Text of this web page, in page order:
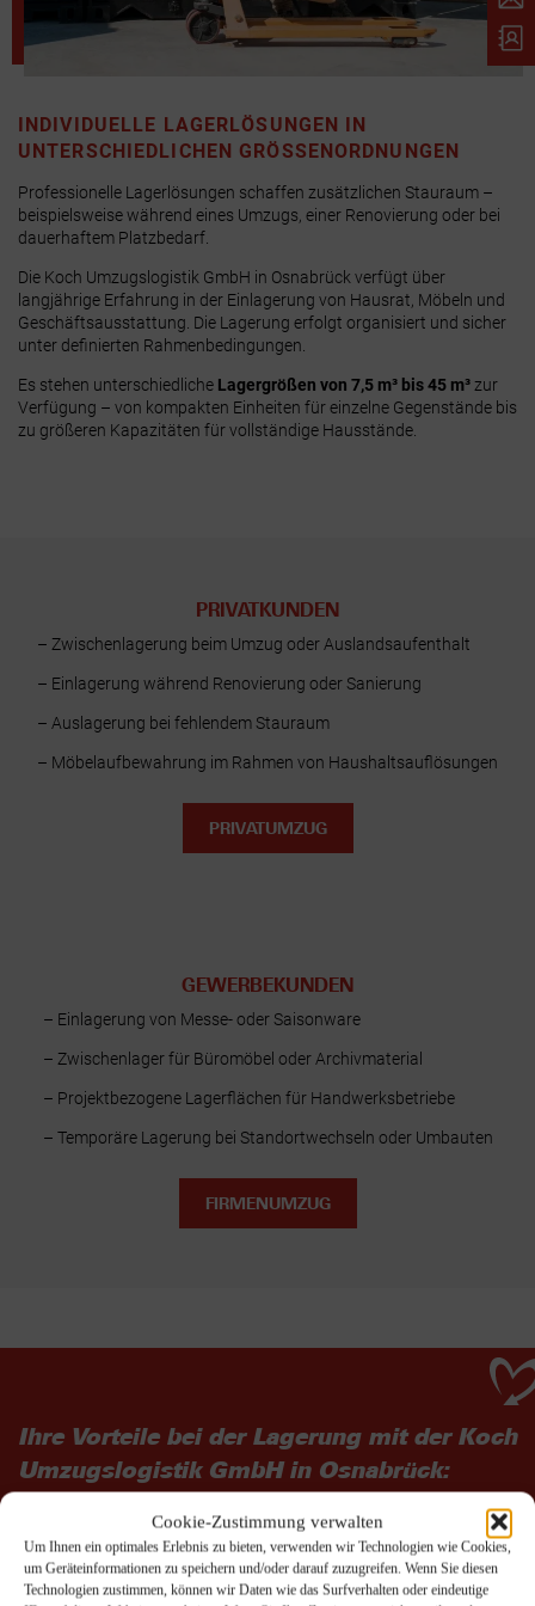
Cookie-Zustimmung verwalten
Um Ihnen ein optimales Erlebnis zu bieten, verwenden wir Technologien wie Cookies,
um Geräteinformationen zu speichern und/oder darauf zuzugreifen. Wenn Sie diesen
Technologien zustimmen, können wir Daten wie das Surfverhalten oder eindeutige
INDIVIDUELLE LAGERLÖSUNGEN IN
UNTERSCHIEDLICHEN GRÖSSENORDNUNGEN
Professionelle Lagerlösungen schaffen zusätzlichen Stauraum –
beispielsweise während eines Umzugs, einer Renovierung oder bei
dauerhaftem Platzbedarf.
Die Koch Umzugslogistik GmbH in Osnabrück verfügt über
langjährige Erfahrung in der Einlagerung von Hausrat, Möbeln und
Geschäftsausstattung. Die Lagerung erfolgt organisiert und sicher
unter definierten Rahmenbedingungen.
Es stehen unterschiedliche Lagergrößen von 7,5 m³ bis 45 m³ zur
Verfügung – von kompakten Einheiten für einzelne Gegenstände bis
zu größeren Kapazitäten für vollständige Hausstände.
PRIVATKUNDEN
– Zwischenlagerung beim Umzug oder Auslandsaufenthalt
– Einlagerung während Renovierung oder Sanierung
– Auslagerung bei fehlendem Stauraum
– Möbelaufbewahrung im Rahmen von Haushaltsauflösungen
PRIVATUMZUG
GEWERBEKUNDEN
– Einlagerung von Messe- oder Saisonware
– Zwischenlager für Büromöbel oder Archivmaterial
– Projektbezogene Lagerflächen für Handwerksbetriebe
– Temporäre Lagerung bei Standortwechseln oder Umbauten
FIRMENUMZUG
Ihre Vorteile bei der Lagerung mit der Koch
Umzugslogistik GmbH in Osnabrück:
Videoüberwachte Lagerflächen mit Schutz vor Diebstahl und
Feuchtigkeit
Flexible Lagergrößen von kompakter Einheit bis